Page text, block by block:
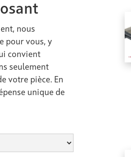
nous
pour vous, y
convient
seulement
votre pièce. En
unique de